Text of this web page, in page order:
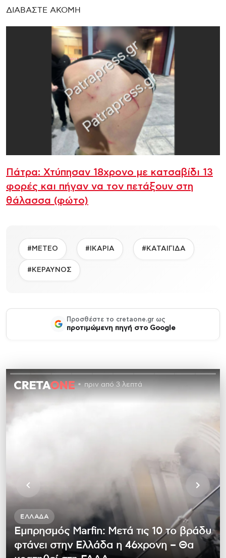
ΔΙΑΒΑΣΤΕ ΑΚΟΜΗ
Πάτρα: Χτύπησαν 18χρονο με κατσαβίδι 13
φορές και πήγαν να τον πετάξουν στη
θάλασσα (φώτο)
#METEO #ΙΚΑΡΙΑ #ΚΑΤΑΙΓΙΔΑ
#ΚΕΡΑΥΝΟΣ
Προσθέστε το cretaone.gr ως
προτιμώμενη πηγή στο Google
πριν από 3 λεπτά
ΕΛΛΆΔΑ
Εμπρησμός Marfin: Μετά τις 10 το βράδυ
φτάνει στην Ελλάδα η 46χρονη – Θα